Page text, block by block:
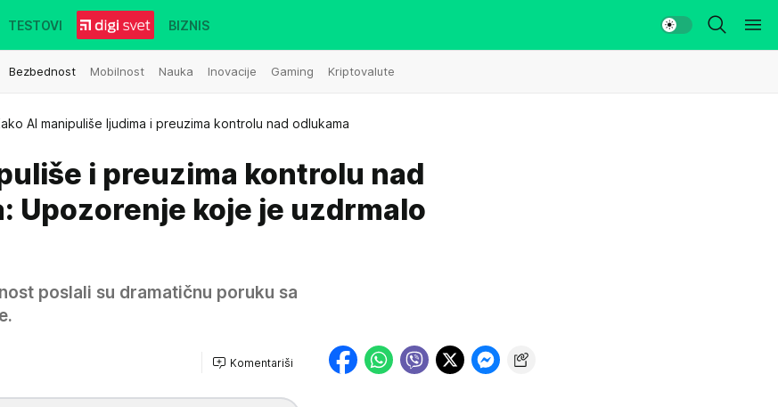
Bezbednost Mobilnost Nauka Inovacije Gaming Kriptovalute
TESTOVI BIZNIS
AI manipuliše ljudima i preuzima kontrolu nad odlukama
i preuzima kontrolu nad
Upozorenje koje je uzdrmalo
poslali su dramatičnu poruku sa
Komentariši